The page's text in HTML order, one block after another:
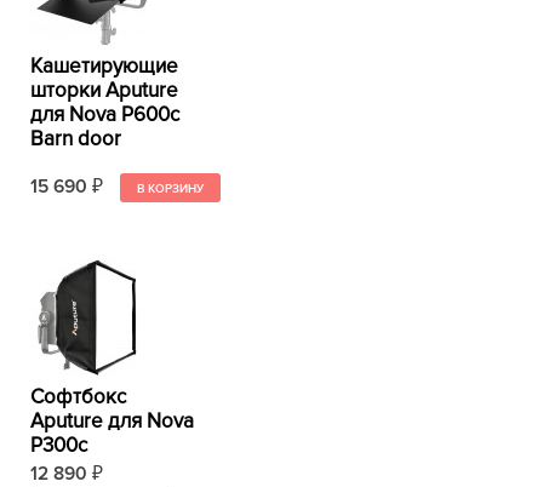
Кашетирующие
шторки Aputure
для Nova P600c
Barn door
15 690 ₽
Софтбокс
Aputure для Nova
P300c
12 890 ₽